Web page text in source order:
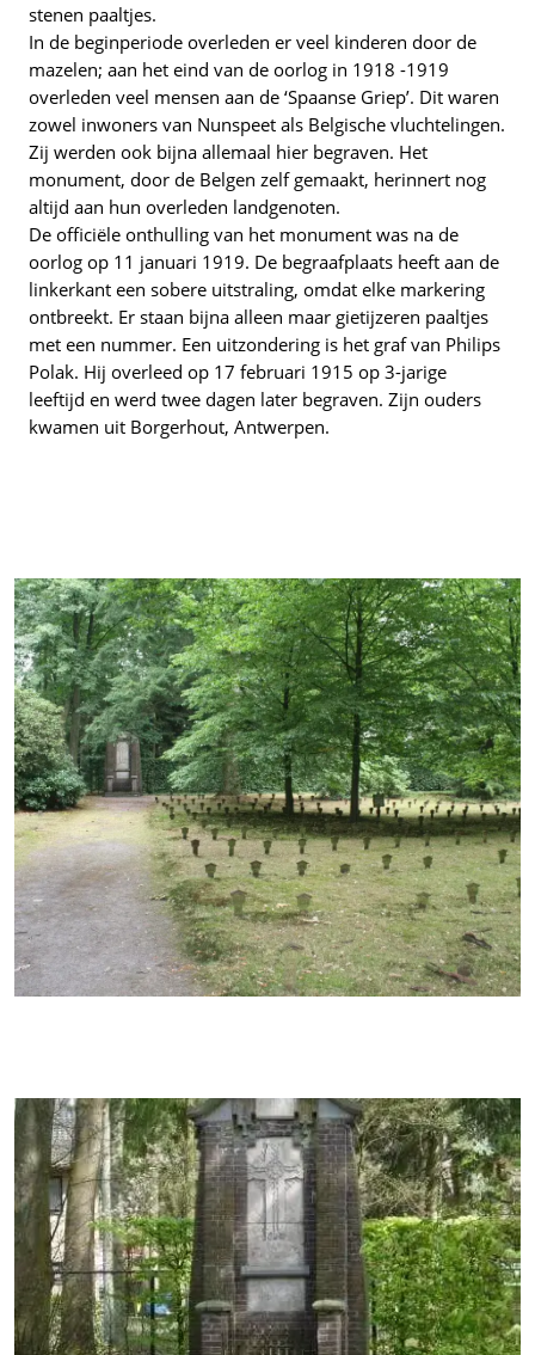
stenen paaltjes.
In de beginperiode overleden er veel kinderen door de
mazelen; aan het eind van de oorlog in 1918 -1919
overleden veel mensen aan de ‘Spaanse Griep’. Dit waren
zowel inwoners van Nunspeet als Belgische vluchtelingen.
Zij werden ook bijna allemaal hier begraven. Het
monument, door de Belgen zelf gemaakt, herinnert nog
altijd aan hun overleden landgenoten.
De officiële onthulling van het monument was na de
oorlog op 11 januari 1919. De begraafplaats heeft aan de
linkerkant een sobere uitstraling, omdat elke markering
ontbreekt. Er staan bijna alleen maar gietijzeren paaltjes
met een nummer. Een uitzondering is het graf van Philips
Polak. Hij overleed op 17 februari 1915 op 3-jarige
leeftijd en werd twee dagen later begraven. Zijn ouders
kwamen uit Borgerhout, Antwerpen.